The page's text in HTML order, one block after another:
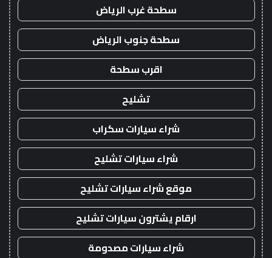
سطحة غرب الرياض
سطحة جنوب الرياض
اقرب سطحة
تشليح
شراء سيارات سكراب
شراء سيارات تشليح
موقع شراء سيارات تشليح
ارقام يشترون سيارات تشليح
شراء سيارات مصدومة